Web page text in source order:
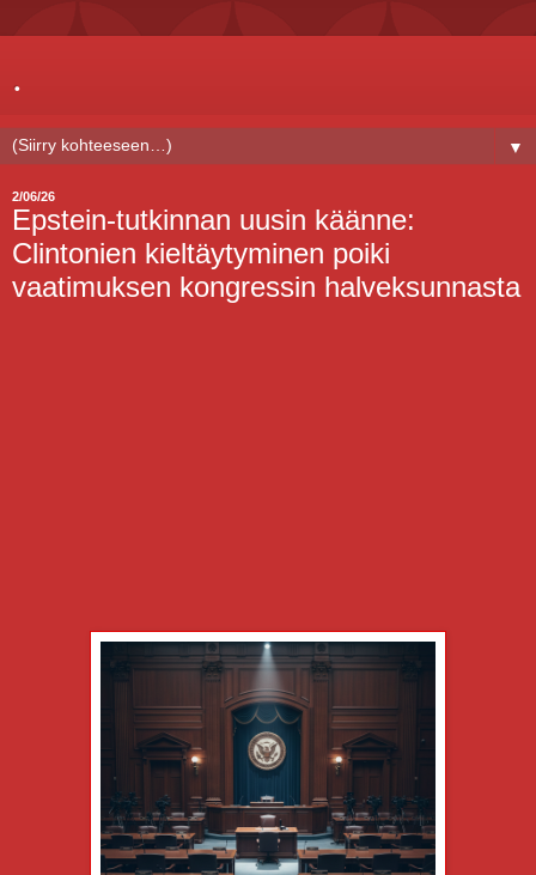
.
▼
2/06/26
Epstein-tutkinnan uusin käänne:
Clintonien kieltäytyminen poiki
vaatimuksen kongressin halveksunnasta